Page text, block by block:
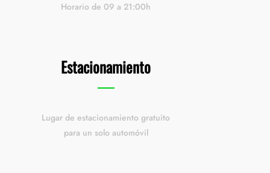
Horario de 09 a 21:00h
Estacionamiento
Lugar de estacionamiento gratuito
para un solo automóvil